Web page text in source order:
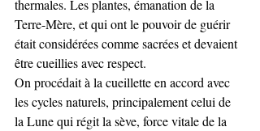
thermales. Les plantes, émanation de la
Terre-Mère, et qui ont le pouvoir de guérir
était considérées comme sacrées et devaient
être cueillies avec respect.
On procédait à la cueillette en accord avec
les cycles naturels, principalement celui de
la Lune qui régit la sève, force vitale de la